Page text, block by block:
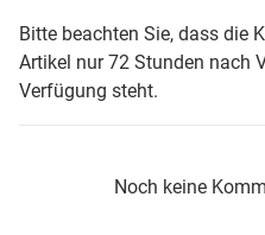
Bitte beachten Sie, dass die
Artikel nur 72 Stunden nach
Verfügung steht.
Noch keine